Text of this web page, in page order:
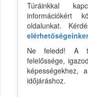
Túráinkkal
információkért
oldalunkat.
Ne feledd! A
felelőssége,
képességekhez,
időjáráshoz.